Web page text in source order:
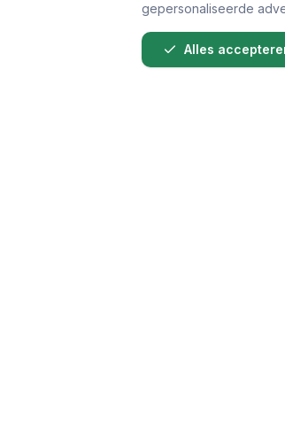
gepersonaliseerde
Alles